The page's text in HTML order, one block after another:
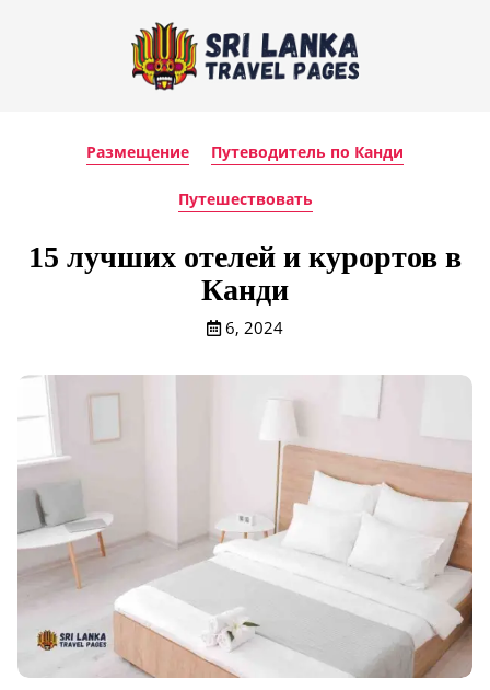
Размещение Путеводитель по Канди
Путешествовать
15 лучших отелей и курортов в
Канди
6, 2024